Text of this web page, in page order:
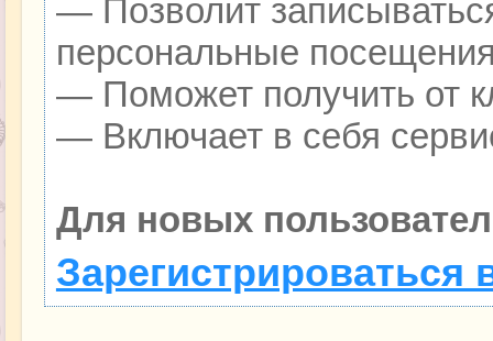
— Позволит
персональные
— Поможет получить от
— Включает в себя
Для новых
Зарегистрироваться